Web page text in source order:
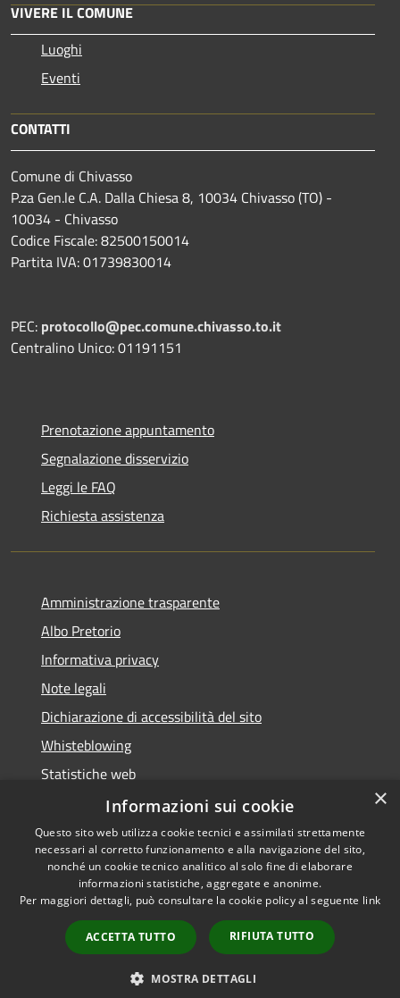
VIVERE IL COMUNE
Luoghi
Eventi
CONTATTI
Comune di Chivasso
P.za Gen.le C.A. Dalla Chiesa 8, 10034 Chivasso (TO) -
10034 - Chivasso
Codice Fiscale: 82500150014
Partita IVA: 01739830014
PEC: protocollo@pec.comune.chivasso.to.it
Centralino Unico: 01191151
Prenotazione appuntamento
Segnalazione disservizio
Leggi le FAQ
Richiesta assistenza
Amministrazione trasparente
Albo Pretorio
Informativa privacy
Note legali
Dichiarazione di accessibilità del sito
Whisteblowing
Statistiche web
Segnalazioni di non conformità
RSS
Accessibility
Copyright © 2026 • Town of •
Municipium
Admin access
×
Informazioni sui cookie
Questo sito web utilizza cookie tecnici e assimilati strettamente
necessari al corretto funzionamento e alla navigazione del sito,
nonché un cookie tecnico analitico al solo fine di elaborare
informazioni statistiche, aggregate e anonime.
Per maggiori dettagli, può consultare la cookie policy al seguente link
ACCETTA TUTTO RIFIUTA TUTTO
MOSTRA DETTAGLI